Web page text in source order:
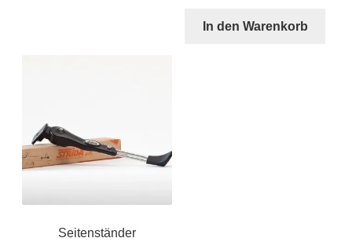
In den Warenkorb
Seitenständer